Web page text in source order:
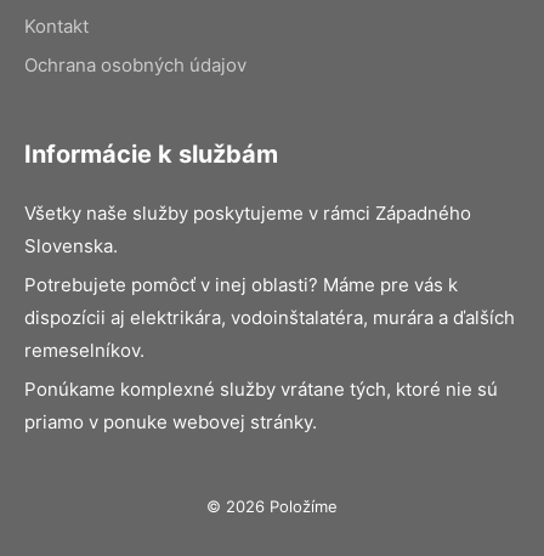
Kontakt
Ochrana osobných údajov
Informácie k službám
Všetky naše služby poskytujeme v rámci Západného
Slovenska.
Potrebujete pomôcť v inej oblasti? Máme pre vás k
dispozícii aj elektrikára, vodoinštalatéra, murára a ďalších
remeselníkov.
Ponúkame komplexné služby vrátane tých, ktoré nie sú
priamo v ponuke webovej stránky.
© 2026 Položíme